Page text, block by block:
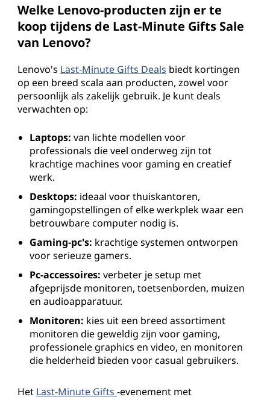
Welke Lenovo-producten zijn er te
koop tijdens de Last-Minute Gifts Sale
van Lenovo?
Lenovo's Last-Minute Gifts Deals biedt kortingen
op een breed scala aan producten, zowel voor
persoonlijk als zakelijk gebruik. Je kunt deals
verwachten op:
Laptops: van lichte modellen voor
professionals die veel onderweg zijn tot
krachtige machines voor gaming en creatief
werk.
Desktops: ideaal voor thuiskantoren,
gamingopstellingen of elke werkplek waar een
betrouwbare computer nodig is.
Gaming-pc's: krachtige systemen ontworpen
voor serieuze gamers.
Pc-accessoires: verbeter je setup met
afgeprijsde monitoren, toetsenborden, muizen
en audioapparatuur.
Monitoren: kies uit een breed assortiment
monitoren die geweldig zijn voor gaming,
professionele graphics en video, en monitoren
die helderheid bieden voor casual gebruikers.
Het Last-Minute Gifts -evenement met